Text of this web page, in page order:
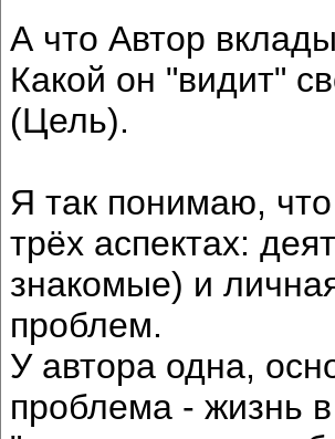
А что Автор
Какой он "видит"
(Цель).
Я так понимаю,
трёх аспектах:
знакомые) и
проблем.
У автора одна,
проблема - жизнь